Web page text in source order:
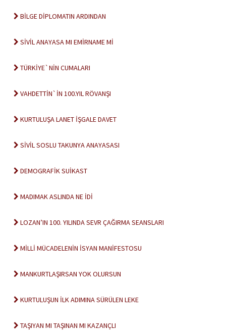
BİLGE DİPLOMATIN ARDINDAN
SİVİL ANAYASA MI EMİRNAME Mİ
TÜRKİYE`NİN CUMALARI
VAHDETTİN`İN 100.YIL RÖVANŞI
KURTULUŞA LANET İŞGALE DAVET
SİVİL SOSLU TAKUNYA ANAYASASI
DEMOGRAFİK SUİKAST
MADIMAK ASLINDA NE İDİ
LOZAN’IN 100. YILINDA SEVR ÇAĞIRMA SEANSLARI
MİLLİ MÜCADELENİN İSYAN MANİFESTOSU
MANKURTLAŞIRSAN YOK OLURSUN
KURTULUŞUN İLK ADIMINA SÜRÜLEN LEKE
TAŞIYAN MI TAŞINAN MI KAZANÇLI